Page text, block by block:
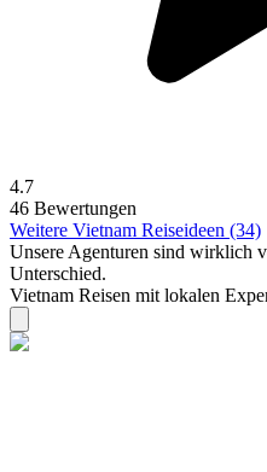
4.7
46 Bewertungen
Weitere Vietnam Reiseideen (34)
Unsere Agenturen sind wirklich
Unterschied.
Vietnam Reisen mit lokalen